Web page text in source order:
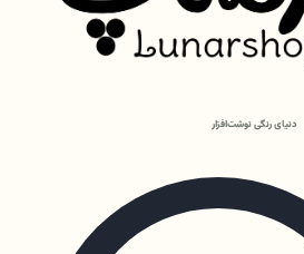
دنیای رنگی نوشت‌افزار